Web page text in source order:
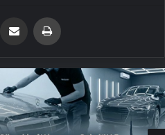
Email'den paylaş